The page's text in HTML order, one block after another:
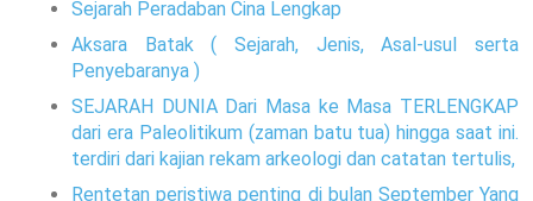
Sejarah Peradaban Cina Lengkap
Aksara Batak ( Sejarah, Jenis, Asal-usul serta
Penyebaranya )
SEJARAH DUNIA Dari Masa ke Masa TERLENGKAP
dari era Paleolitikum (zaman batu tua) hingga saat ini.
terdiri dari kajian rekam arkeologi dan catatan tertulis,
Rentetan peristiwa penting di bulan September Yang